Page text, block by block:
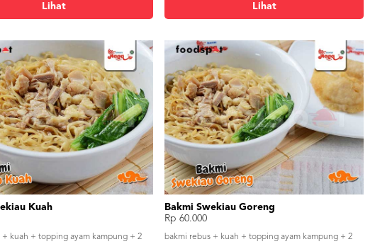
Lihat Lihat
Kuah
+ kuah + topping ayam kampung + 2
Bakmi Swekiau Goreng
Rp 60.000
bakmi rebus + kuah + topping ayam kampung + 2